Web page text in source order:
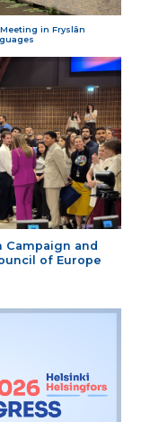
in Fryslân
Campaign and
of Europe